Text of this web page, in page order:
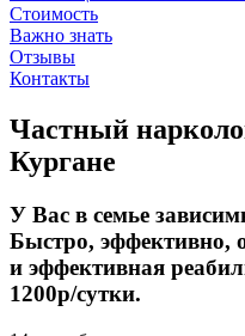
Стоимость
Важно знать
Отзывы
Контакты
Частный
Кургане
У Вас в семье
Быстро, эффективно,
и эффективная
1200р/сутки.